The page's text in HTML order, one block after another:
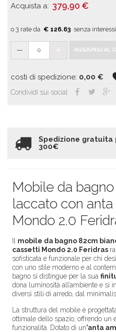
Acquista a: 379,90 €
€ 126.63
0 AGGIUNGI AL
costi di spedizione: 0,00 €
Condividi sui social
Spedizione gratuita
300€
Mobile da
laccato con
Mondo 2.0
mobile da bagno 82cm
cassetti Mondo 2.0 Feridras
sofisticata e funzionale per chi
con uno stile moderno e al
bagno si distingue per la sua
dona luminosità all’ambiente e si
diversi stili di arredo, dal
La struttura del mobile è
ottimale dello spazio, offrendo un
funzionalità. Dotato di un’anta